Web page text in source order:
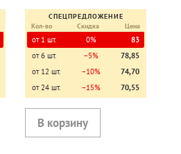
СПЕЦПРЕДЛОЖЕНИЕ
Кол-во
Скидка Цена
от 1 шт. 0%
83
от 6 шт.
−5%
78,85
от 12 шт.
−10%
74,70
от 24 шт.
−15% 70,55